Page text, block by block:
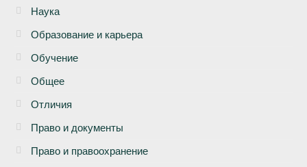
Наука
Образование и карьера
Обучение
Общее
Отличия
Право и документы
Право и правоохранение